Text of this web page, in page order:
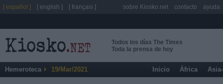
Todos los días The Times
Toda la prensa de hoy
Hemeroteca 19/Mar/2021 Inicio África
[ español ] [ english ] [ français ] sobre Kiosko.net contacto ayuda